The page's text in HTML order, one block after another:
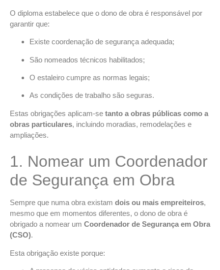
O diploma estabelece que o dono de obra é responsável por
garantir que:
Existe coordenação de segurança adequada;
São nomeados técnicos habilitados;
O estaleiro cumpre as normas legais;
As condições de trabalho são seguras.
Estas obrigações aplicam-se tanto a obras públicas como a
obras particulares, incluindo moradias, remodelações e
ampliações.
1. Nomear um Coordenador
de Segurança em Obra
Sempre que numa obra existam dois ou mais empreiteiros,
mesmo que em momentos diferentes, o dono de obra é
obrigado a nomear um Coordenador de Segurança em Obra
(CSO).
Esta obrigação existe porque: